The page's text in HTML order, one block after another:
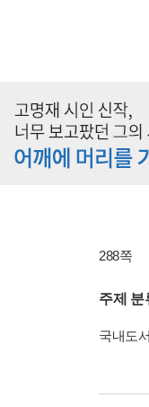
288쪽
주제 분
국내도